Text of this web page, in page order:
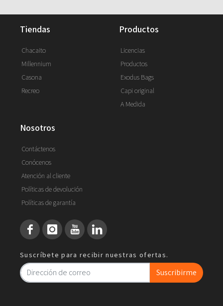
tiendas
Chacaito
Millennium
Casona
Recreo
productos
Licencias
Productos
Exodus Bags
Capi original
A Medida
nosotros
Contáctenos
Conócenos
Atención al cliente
Políticas de devolución
Políticas de garantía
Suscríbete para recibir nuestras ofertas.
Suscribirme